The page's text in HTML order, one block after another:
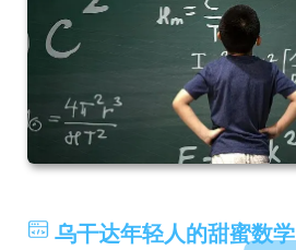
乌干达年轻人的甜蜜数学